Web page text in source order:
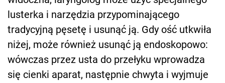
lusterka i narzędzia przypominającego
tradycyjną pęsetę i usunąć ją. Gdy ość utkwiła
niżej, może również usunąć ją endoskopowo:
wówczas przez usta do przełyku wprowadza
się cienki aparat, następnie chwyta i wyjmuje